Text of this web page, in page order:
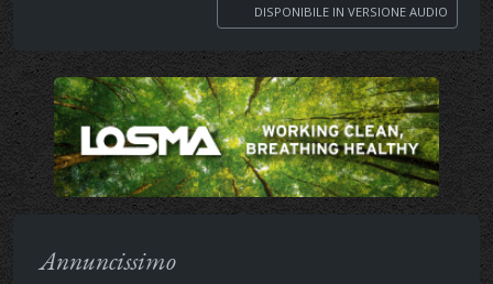
DISPONIBILE IN VERSIONE AUDIO
Annuncissimo